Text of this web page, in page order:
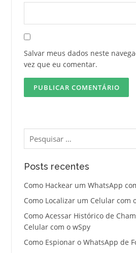
Salvar meus dados neste
vez que eu comentar.
Pesquisar
por:
Posts recentes
Como Hackear um WhatsApp
Como Localizar um Celular com
Como Acessar Histórico de
Celular com o wSpy
Como Espionar o WhatsApp de